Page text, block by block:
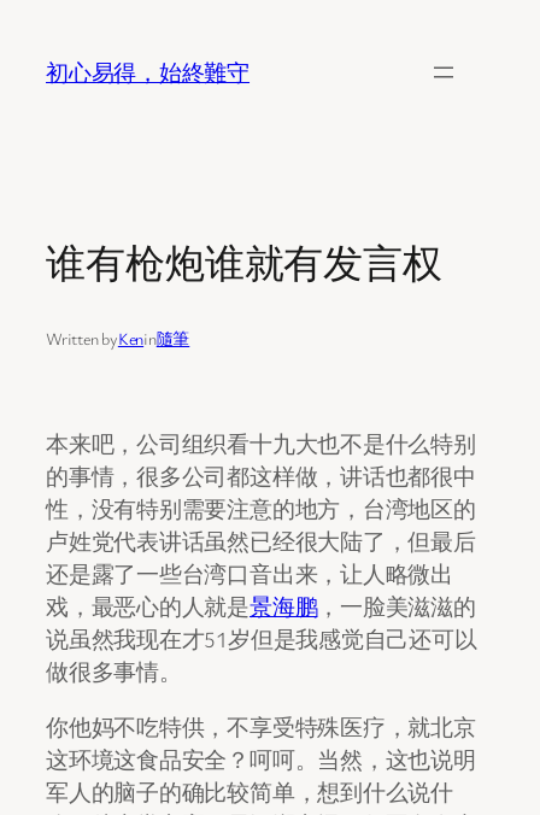
content
初心易得，始終難守
谁有枪炮谁就有发言权
Written byKenin隨筆
本来吧，公司组织看十九大也不是什么特别
的事情，很多公司都这样做，讲话也都很中
性，没有特别需要注意的地方，台湾地区的
卢姓党代表讲话虽然已经很大陆了，但最后
还是露了一些台湾口音出来，让人略微出
戏，最恶心的人就是景海鹏，一脸美滋滋的
说虽然我现在才51岁但是我感觉自己还可以
做很多事情。
你他妈不吃特供，不享受特殊医疗，就北京
这环境这食品安全？呵呵。当然，这也说明
军人的脑子的确比较简单，想到什么说什